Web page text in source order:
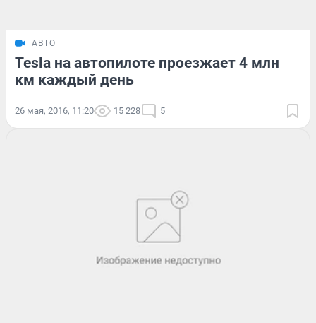
АВТО
Tesla на автопилоте проезжает 4 млн
км каждый день
26 мая, 2016, 11:20 15 228 5